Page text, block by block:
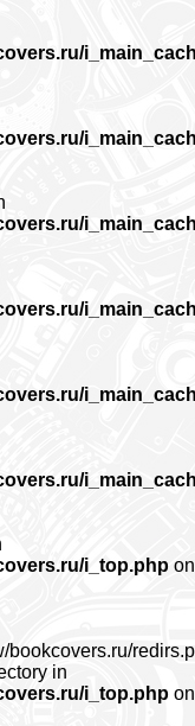
i_top.php on
in
i_top.php on